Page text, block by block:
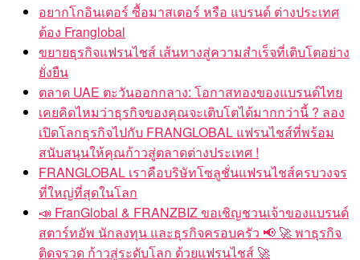
อยากโกอินเตอร์ ซื้อมาสเตอร์ หรือ แบรนด์ ต่างประเทศ
ต้อง Franglobal
ขยายธุรกิจแฟรนไชส์ เส้นทางสู่ความสำเร็จที่เติบโตอย่าง
ยั่งยืน
ตลาด UAE ตะวันออกกลาง: โอกาสทองของแบรนด์ไทย
เคยคิดไหมว่าธุรกิจของคุณจะเติบโตได้มากกว่านี้ ? ลอง
เปิดโลกธุรกิจไปกับ FRANGLOBAL แฟรนไชส์ที่พร้อม
สนับสนุนให้คุณก้าวสู่ตลาดต่างประเทศ !
FRANGLOBAL เราคือบริษัทโซลูชั่นแฟรนไชส์ครบวงจร
ที่ใหญ่ที่สุดในโลก
📣 FranGlobal & FRANZBIZ ขอเชิญชวนเจ้าของแบรนด์
สตาร์ทอัพ นักลงทุน และธุรกิจครอบครัว 📢 🚀 พาธุรกิจ
ติดจรวด ก้าวสู่ระดับโลก ด้วยแฟรนไชส์ 🚀